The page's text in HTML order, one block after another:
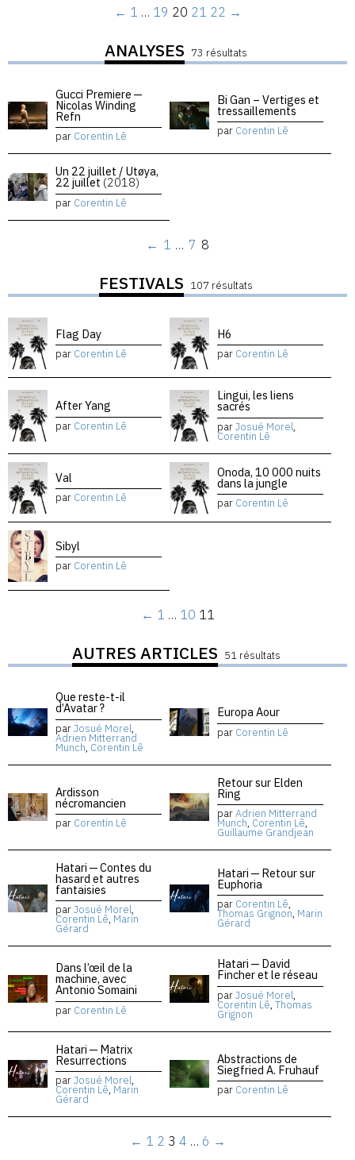
← 1 … 19 20 21 22 →
ANALYSES 73 résultats
Gucci Premiere —
Nicolas Winding
Refn
par Corentin Lê
Bi Gan – Vertiges et
tressaillements
par Corentin Lê
Un 22 juillet / Utøya,
22 juillet (2018)
par Corentin Lê
← 1 … 7 8
FESTIVALS 107 résultats
Flag Day
par Corentin Lê
H6
par Corentin Lê
After Yang
par Corentin Lê
Lingui, les liens
sacrés
parJosué Morel,
Corentin Lê
Val
par Corentin Lê
Onoda, 10 000 nuits
dans la jungle
par Corentin Lê
Sibyl
par Corentin Lê
← 1 … 10 11
AUTRES ARTICLES 51 résultats
Que reste-t-il
d’Avatar ?
parJosué Morel,
Adrien Mitterrand
Munch, Corentin Lê
Europa Aour
par Corentin Lê
Ardisson
nécromancien
par Corentin Lê
Retour sur Elden
Ring
parAdrien Mitterrand
Munch, Corentin Lê,
Guillaume Grandjean
Hatari — Contes du
hasard et autres
fantaisies
parJosué Morel,
Corentin Lê, Marin
Gérard
Hatari — Retour sur
Euphoria
par Corentin Lê,
Thomas Grignon, Marin
Gérard
Dans l’œil de la
machine, avec
Antonio Somaini
par Corentin Lê
Hatari — David
Fincher et le réseau
parJosué Morel,
Corentin Lê, Thomas
Grignon
Hatari — Matrix
Resurrections
parJosué Morel,
Corentin Lê, Marin
Gérard
Abstractions de
Siegfried A. Fruhauf
par Corentin Lê
← 1 2 3 4 … 6 →